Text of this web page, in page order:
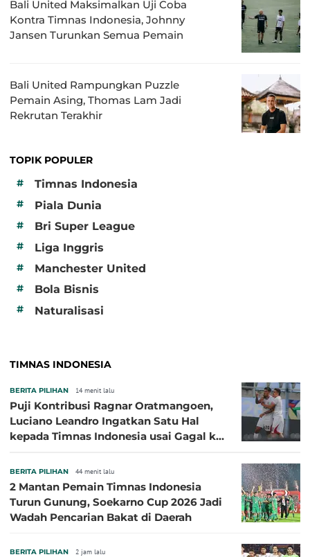
Bali United Maksimalkan Uji Coba
Kontra Timnas Indonesia, Johnny
Jansen Turunkan Semua Pemain
Bali United Rampungkan Puzzle
Pemain Asing, Thomas Lam Jadi
Rekrutan Terakhir
TOPIK POPULER
#
Timnas Indonesia
# Piala Dunia
# Bri Super League
# Liga Inggris
# Manchester United
# Bola Bisnis
# Naturalisasi
TIMNAS INDONESIA
BERITA PILIHAN 14 menit lalu
Puji Kontribusi Ragnar Oratmangoen,
Luciano Leandro Ingatkan Satu Hal
kepada Timnas Indonesia usai Gagal ke
BERITA PILIHAN 44 menit lalu
2 Mantan Pemain Timnas Indonesia
Turun Gunung, Soekarno Cup 2026 Jadi
Wadah Pencarian Bakat di Daerah
BERITA PILIHAN 2 jam lalu